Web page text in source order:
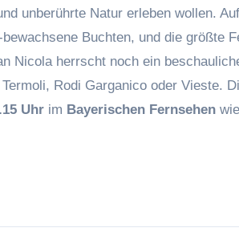
unberührte Natur erleben wollen.
Buchten, und die größte
Nicola herrscht noch ein
Rodi Garganico oder Vieste.
Uhr im Bayerischen Fernsehen